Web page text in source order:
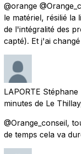
@orange
le matériel, résilié la
de l'intégralité des
capté). Et j'ai
LAPORTE Stéphane
minutes de Le
@Orange_conseil,
de temps cela va